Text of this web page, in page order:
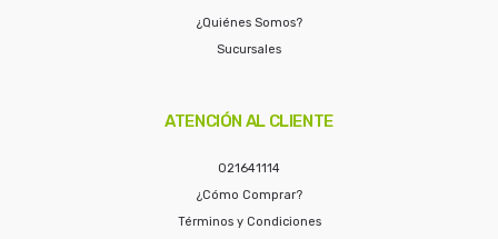
¿Quiénes Somos?
Sucursales
ATENCIÓN AL CLIENTE
021641114
¿Cómo Comprar?
Términos y Condiciones